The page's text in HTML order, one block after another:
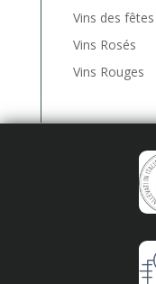
Vins des fêtes
Vins Rosés
Vins Rouges